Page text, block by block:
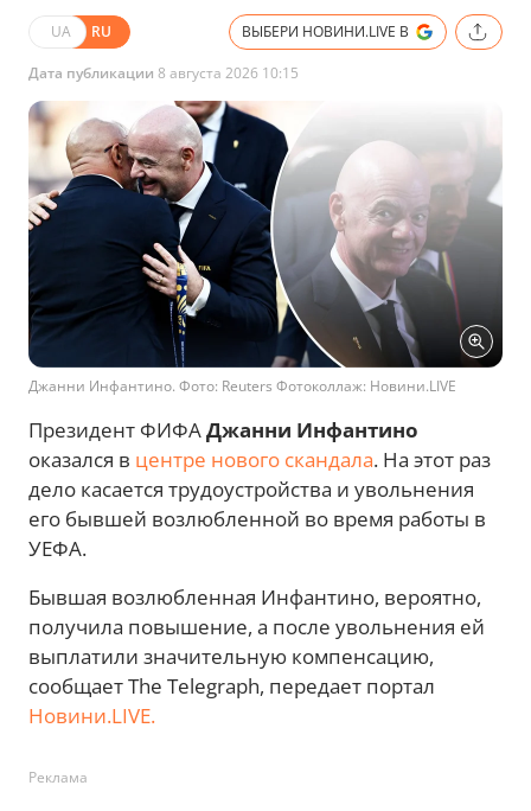
UA RU ВЫБЕРИ НОВИНИ.LIVE В
Дата публикации 8 августа 2026 10:15
Джанни Инфантино. Фото: Reuters Фотоколлаж: Новини.LIVE
Президент ФИФАДжанни Инфантино
оказался в центре нового скандала. На этот раз
дело касается трудоустройства и увольнения
его бывшей возлюбленной во время работы в
УЕФА.
Бывшая возлюбленная Инфантино, вероятно,
получила повышение, а после увольнения ей
выплатили значительную компенсацию,
сообщает The Telegraph, передает портал
Новини.LIVE.
Реклама